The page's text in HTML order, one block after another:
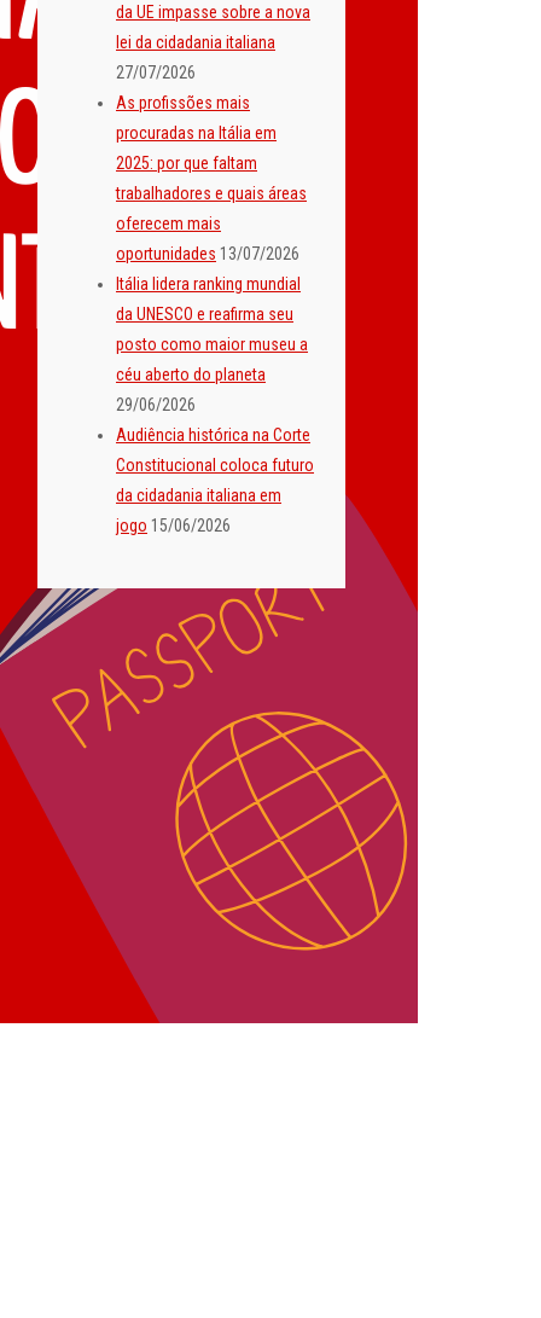
da UE impasse sobre a nova
lei da cidadania italiana
27/07/2026
As profissões mais
procuradas na Itália em
2025: por que faltam
trabalhadores e quais áreas
oferecem mais
oportunidades 13/07/2026
Itália lidera ranking mundial
da UNESCO e reafirma seu
posto como maior museu a
céu aberto do planeta
29/06/2026
Audiência histórica na Corte
Constitucional coloca futuro
da cidadania italiana em
jogo 15/06/2026